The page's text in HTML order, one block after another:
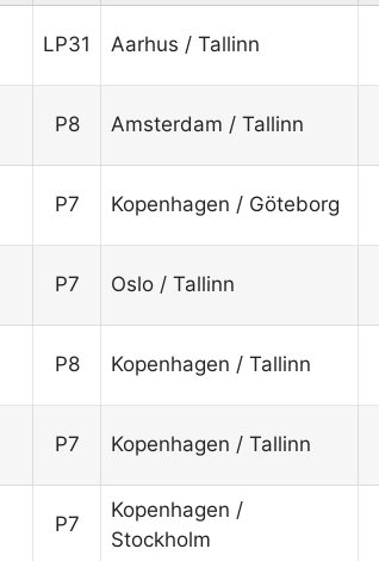
LP31 Aarhus / Tallinn
P8 Amsterdam / Tallinn
P7 Kopenhagen / Göteborg
P7 Oslo / Tallinn
P8 Kopenhagen / Tallinn
P7 Kopenhagen / Tallinn
P7
Kopenhagen /
Stockholm